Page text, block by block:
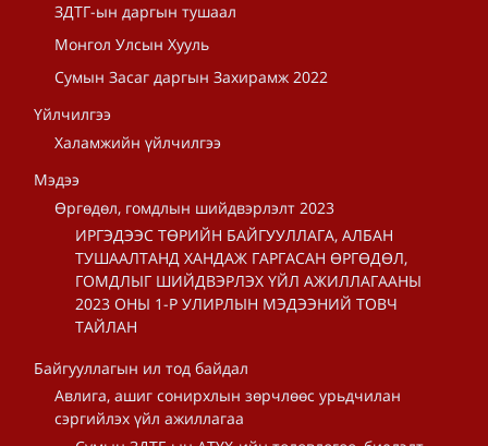
ЗДТГ-ын даргын тушаал
Монгол Улсын Хууль
Сумын Засаг даргын Захирамж 2022
Үйлчилгээ
Халамжийн үйлчилгээ
Мэдээ
Өргөдөл, гомдлын шийдвэрлэлт 2023
ИРГЭДЭЭС ТӨРИЙН БАЙГУУЛЛАГА, АЛБАН
ТУШААЛТАНД ХАНДАЖ ГАРГАСАН ӨРГӨДӨЛ,
ГОМДЛЫГ ШИЙДВЭРЛЭХ ҮЙЛ АЖИЛЛАГААНЫ
2023 ОНЫ 1-Р УЛИРЛЫН МЭДЭЭНИЙ ТОВЧ
ТАЙЛАН
Байгууллагын ил тод байдал
Авлига, ашиг сонирхлын зөрчлөөс урьдчилан
сэргийлэх үйл ажиллагаа